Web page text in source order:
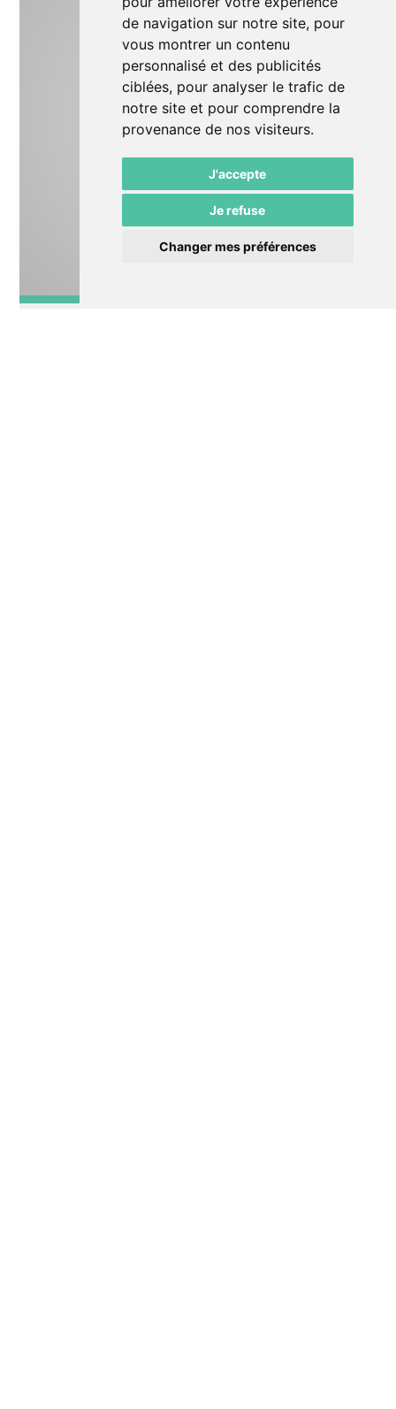
de navigation sur notre site, pour
vous montrer un contenu
personnalisé et des publicités
ciblées, pour analyser le trafic de
notre site et pour comprendre la
provenance de nos visiteurs.
J'accepte
Je refuse
Changer mes préférences